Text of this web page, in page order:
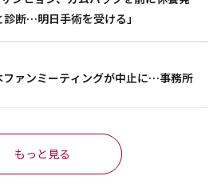
断…明日手術を受ける」
ファンミーティングが中止に…事務所
もっと見る